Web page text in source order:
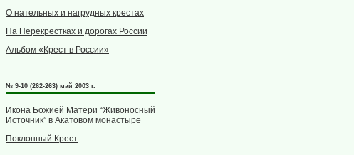
О нательных и нагрудных крестах
На Перекрестках и дорогах России
Альбом «Крест в России»
№ 9-10 (262-263) май 2003 г.
Икона Божией Матери “Живоносный
Источник” в Акатовом монастыре
Поклонный Крест